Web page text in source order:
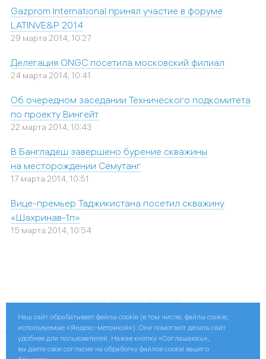
Gazprom International принял участие в форуме
LATINVE&P 2014
29 марта 2014, 10:27
Делегация ONGC посетила московский филиал
24 марта 2014, 10:41
Об очередном заседании Технического подкомитета
по проекту Вингейт
22 марта 2014, 10:43
В Бангладеш завершено бурение скважины
на месторождении Семутанг
17 марта 2014, 10:51
Вице-премьер Таджикистана посетил скважину
«Шахринав-1п»
15 марта 2014, 10:54
Наш сайт обрабатывает файлы cookie (в том числе, файлы cookie,
используемые «Яндекс-метрикой»). Они помогают делать сайт
удобнее для пользователей. Нажав кнопку «Соглашаюсь»,
вы даете свое согласие на обработку файлов cookie вашего